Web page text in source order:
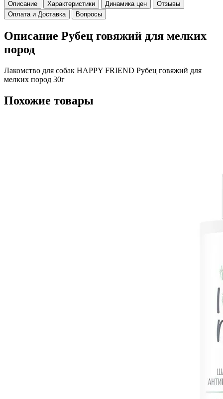
Описание Характеристики Динамика цен
Отзывы
Оплата и Доставка
Вопросы
Описание Рубец говяжий для мелких
пород
Лакомство для собак HAPPY FRIEND Рубец говяжий для
мелких пород 30г
Похожие товары